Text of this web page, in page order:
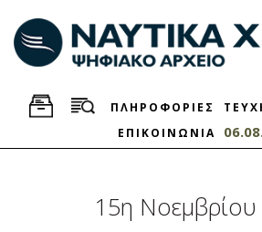
ΠΛΗΡΟΦΟΡΙΕΣ
ΕΠΙΚΟΙΝΩΝΙΑ
15η